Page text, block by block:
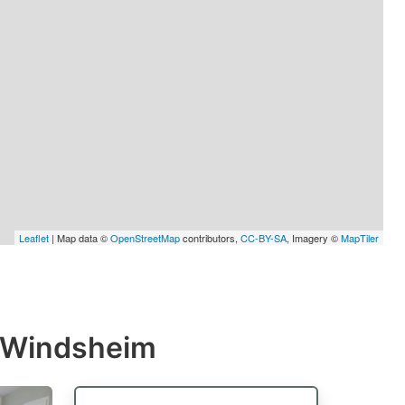
Leaflet | Map data ©OpenStreetMapcontributors, CC-BY-SA, Imagery ©MapTiler